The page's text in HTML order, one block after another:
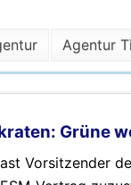
Agentur
Grüne
Vorsitzender